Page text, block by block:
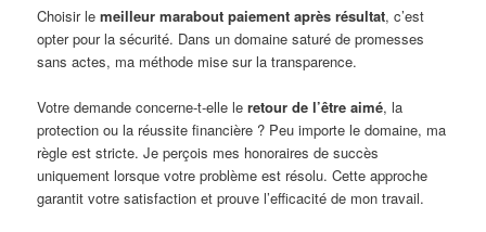
Choisir lemeilleur marabout paiement après résultat, c’est
opter pour la sécurité. Dans un domaine saturé de promesses
sans actes, ma méthode mise sur la transparence.
Votre demande concerne-t-elle leretour de l’être aimé, la
protection ou la réussite financière ? Peu importe le domaine, ma
règle est stricte. Je perçois mes honoraires de succès
uniquement lorsque votre problème est résolu. Cette approche
garantit votre satisfaction et prouve l’efficacité de mon travail.